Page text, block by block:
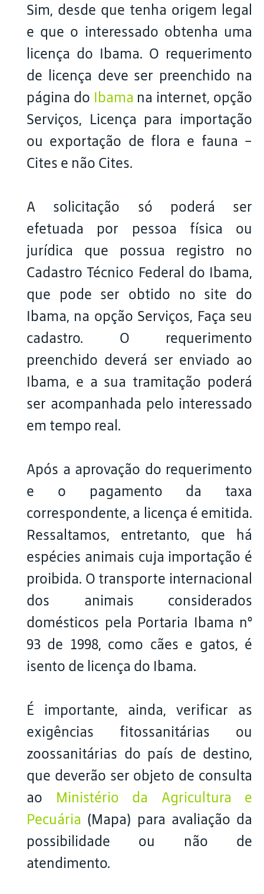
Sim, desde que tenha origem legal
e que o interessado obtenha uma
licença do Ibama. O requerimento
de licença deve ser preenchido na
página do Ibama na internet, opção
Serviços, Licença para importação
ou exportação de flora e fauna –
Cites e não Cites.
A solicitação só poderá ser
efetuada por pessoa física ou
jurídica que possua registro no
Cadastro Técnico Federal do Ibama,
que pode ser obtido no site do
Ibama, na opção Serviços, Faça seu
cadastro. O requerimento
preenchido deverá ser enviado ao
Ibama, e a sua tramitação poderá
ser acompanhada pelo interessado
em tempo real.
Após a aprovação do requerimento
e o pagamento da taxa
correspondente, a licença é emitida.
Ressaltamos, entretanto, que há
espécies animais cuja importação é
proibida. O transporte internacional
dos animais considerados
domésticos pela Portaria Ibama n°
93 de 1998, como cães e gatos, é
isento de licença do Ibama.
É importante, ainda, verificar as
exigências fitossanitárias ou
zoossanitárias do país de destino,
que deverão ser objeto de consulta
ao Ministério da Agricultura e
Pecuária (Mapa) para avaliação da
possibilidade ou não de
atendimento.